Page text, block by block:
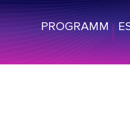
PROGRAMM